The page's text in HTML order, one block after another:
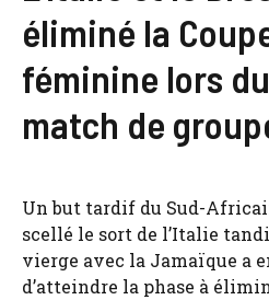
éliminé la
féminine lors
match de
Un but tardif du Sud-
scellé le sort de l’Italie
vierge avec la Jamaïque a
d’atteindre la phase à